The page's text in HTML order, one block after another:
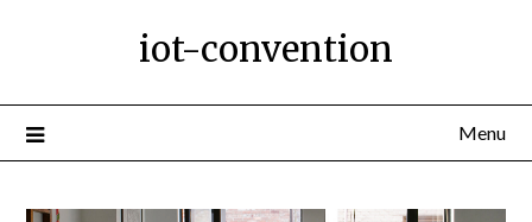
inhoud
iot-convention
Menu